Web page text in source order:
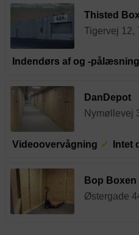
Thisted
Tigervej 12,
Indendørs af og -pålæsning
DanDepot
Nymøllevej
Videoovervågning Intet
Bop Boxen
Østergade